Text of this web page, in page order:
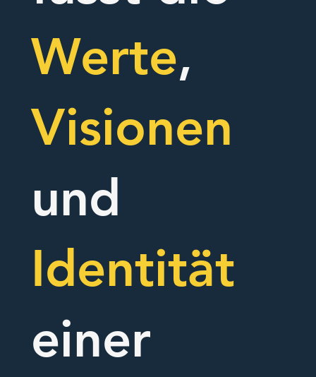
Werte,
Visionen
und
Identität
einer